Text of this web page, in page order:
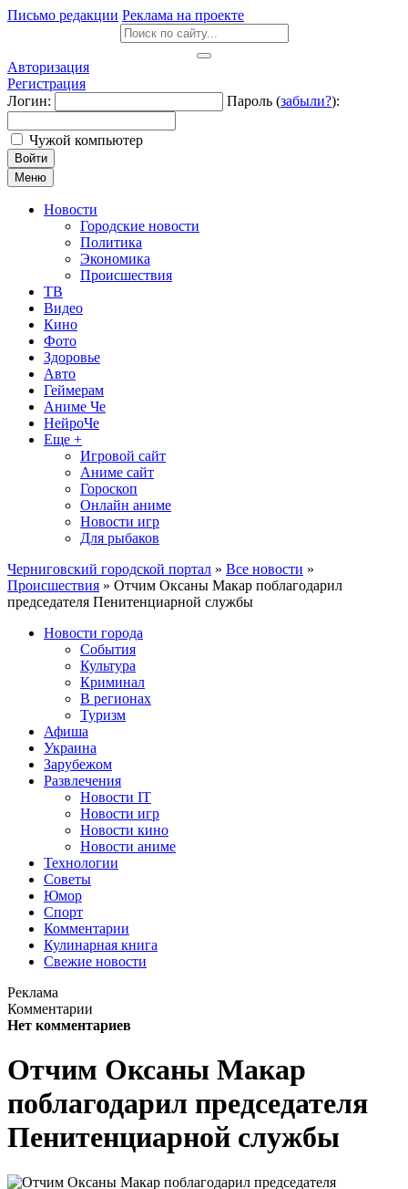
Письмо редакции Реклама на проекте
Авторизация
Регистрация
Логин:
Пароль (забыли?):
Чужой компьютер
Войти
Меню
Новости
Городские новости
Политика
Экономика
Происшествия
ТВ
Видео
Кино
Фото
Здоровье
Авто
Геймерам
Аниме Че
НейроЧе
Еще +
Игровой сайт
Аниме сайт
Гороскоп
Онлайн аниме
Новости игр
Для рыбаков
Черниговский городской портал » Все новости »
Происшествия » Отчим Оксаны Макар поблагодарил
председателя Пенитенциарной службы
Новости города
События
Культура
Криминал
В регионах
Туризм
Афиша
Украина
Зарубежом
Развлечения
Новости IT
Новости игр
Новости кино
Новости аниме
Технологии
Советы
Юмор
Спорт
Комментарии
Кулинарная книга
Свежие новости
Реклама
Комментарии
Нет комментариев
Отчим Оксаны Макар
поблагодарил председателя
Пенитенциарной службы